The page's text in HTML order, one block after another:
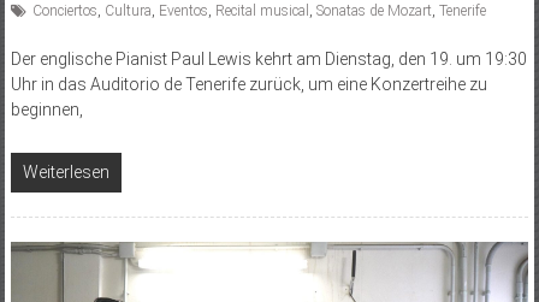
Conciertos Cultura Eventos Recital musical Sonatas de Mozart Tenerife
Der englische Pianist Paul Lewis kehrt am Dienstag, den 19. um 19:30
Uhr in das Auditorio de Tenerife zurück, um eine Konzertreihe zu
beginnen,
Weiterlesen